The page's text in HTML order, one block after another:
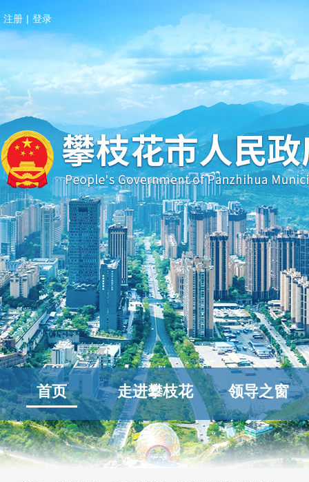
注册 | 登录
首页 走进攀枝花 领导之窗